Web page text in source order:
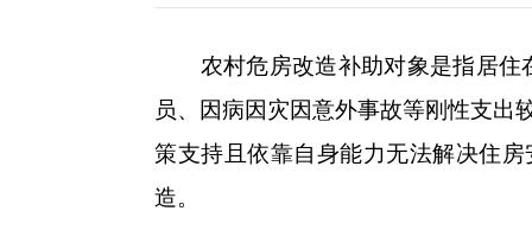
农村危房改造补助对象是指居住
员、因病因灾因意外事故等刚性支出
策支持且依靠自身能力无法解决住
造。